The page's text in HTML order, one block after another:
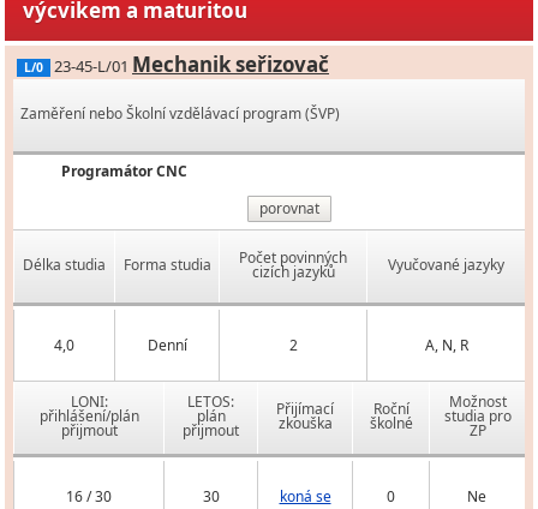
výcvikem a maturitou
L/0 23-45-L/01 Mechanik seřizovač
Zaměření nebo Školní vzdělávací program (ŠVP)
Programátor CNC
porovnat
Délka studia Forma studia Počet povinných
cizích jazyků Vyučované jazyky
4,0 Denní 2 A, N, R
LONI:
přihlášení/plán
přijmout
LETOS:
plán
přijmout
Přijímací
zkouška
Roční
školné
Možnost
studia pro
ZP
16 / 30 30 koná se 0 Ne